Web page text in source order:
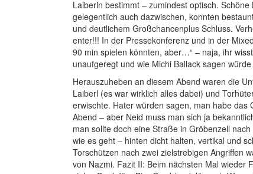
Laiberln bestimmt – zumindest optisch.
gelegentlich auch dazwischen, konnten
und deutlichem Großchancenplus Schluss.
enter!!! In der Pressekonferenz und in der
90 min spielen könnten, aber…“ – naja, ihr
unaufgeregt und wie Michi Ballack sagen würde
Herauszuheben an diesem Abend waren die
Laiberl (es war wirklich alles dabei) und
erwischte. Hater würden sagen, man habe
Abend – aber Neid muss man sich ja
man sollte doch eine Straße in Gröbenzell
wie es geht – hinten dicht halten, vertikal und
Torschützen nach zwei zielstrebigen Angriffen
von Nazmi. Fazit II: Beim nächsten Mal wieder